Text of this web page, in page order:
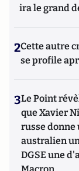
ira le grand
2Cette autre
se profile
3Le Point
que Xavier
russe donne
australien
DGSE une